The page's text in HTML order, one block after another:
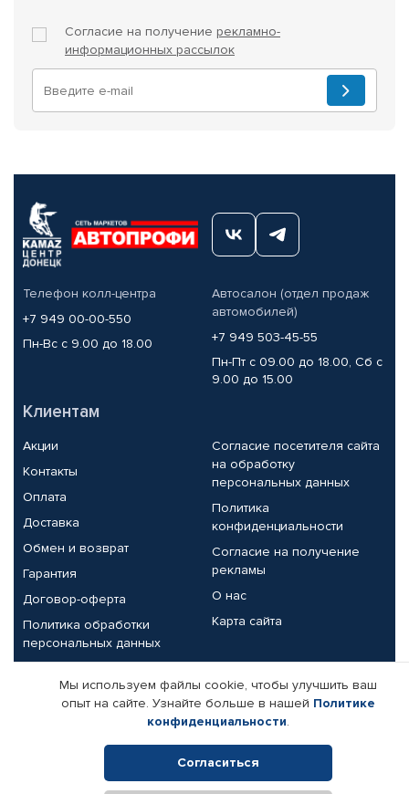
Согласие на получение рекламно-
информационных рассылок
Телефон колл-центра
+7 949 00-00-550
Пн-Вс с 9.00 до 18.00
Автосалон (отдел продаж
автомобилей)
+7 949 503-45-55
Пн-Пт с 09.00 до 18.00, Сб с
9.00 до 15.00
Клиентам
Акции
Контакты
Оплата
Доставка
Обмен и возврат
Гарантия
Договор-оферта
Политика обработки
персональных данных
Согласие посетителя сайта
на обработку
персональных данных
Политика
конфиденциальности
Согласие на получение
рекламы
О нас
Карта сайта
Партнерам
Корпоративным клиентам
Поставщикам
Реквизиты компании
Мы используем файлы cookie, чтобы улучшить ваш
опыт на сайте. Узнайте больше в нашей Политике
конфиденциальности.
Согласиться